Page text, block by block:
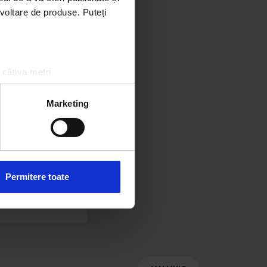
de produse. Puteți
metri
la
secțiunea cu detalii
cu privire la modul în
urma folosirii serviciilor
Marketing
Permitere toate